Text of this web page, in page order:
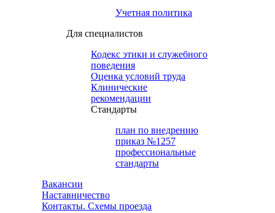
Учетная политика
Для специалистов
Кодекс этики и служебного
поведения
Оценка условий труда
Клинические
рекомендации
Cтандарты
план по внедрению
приказ №1257
профессиональные
стандарты
Вакансии
Наставничество
Контакты. Схемы проезда